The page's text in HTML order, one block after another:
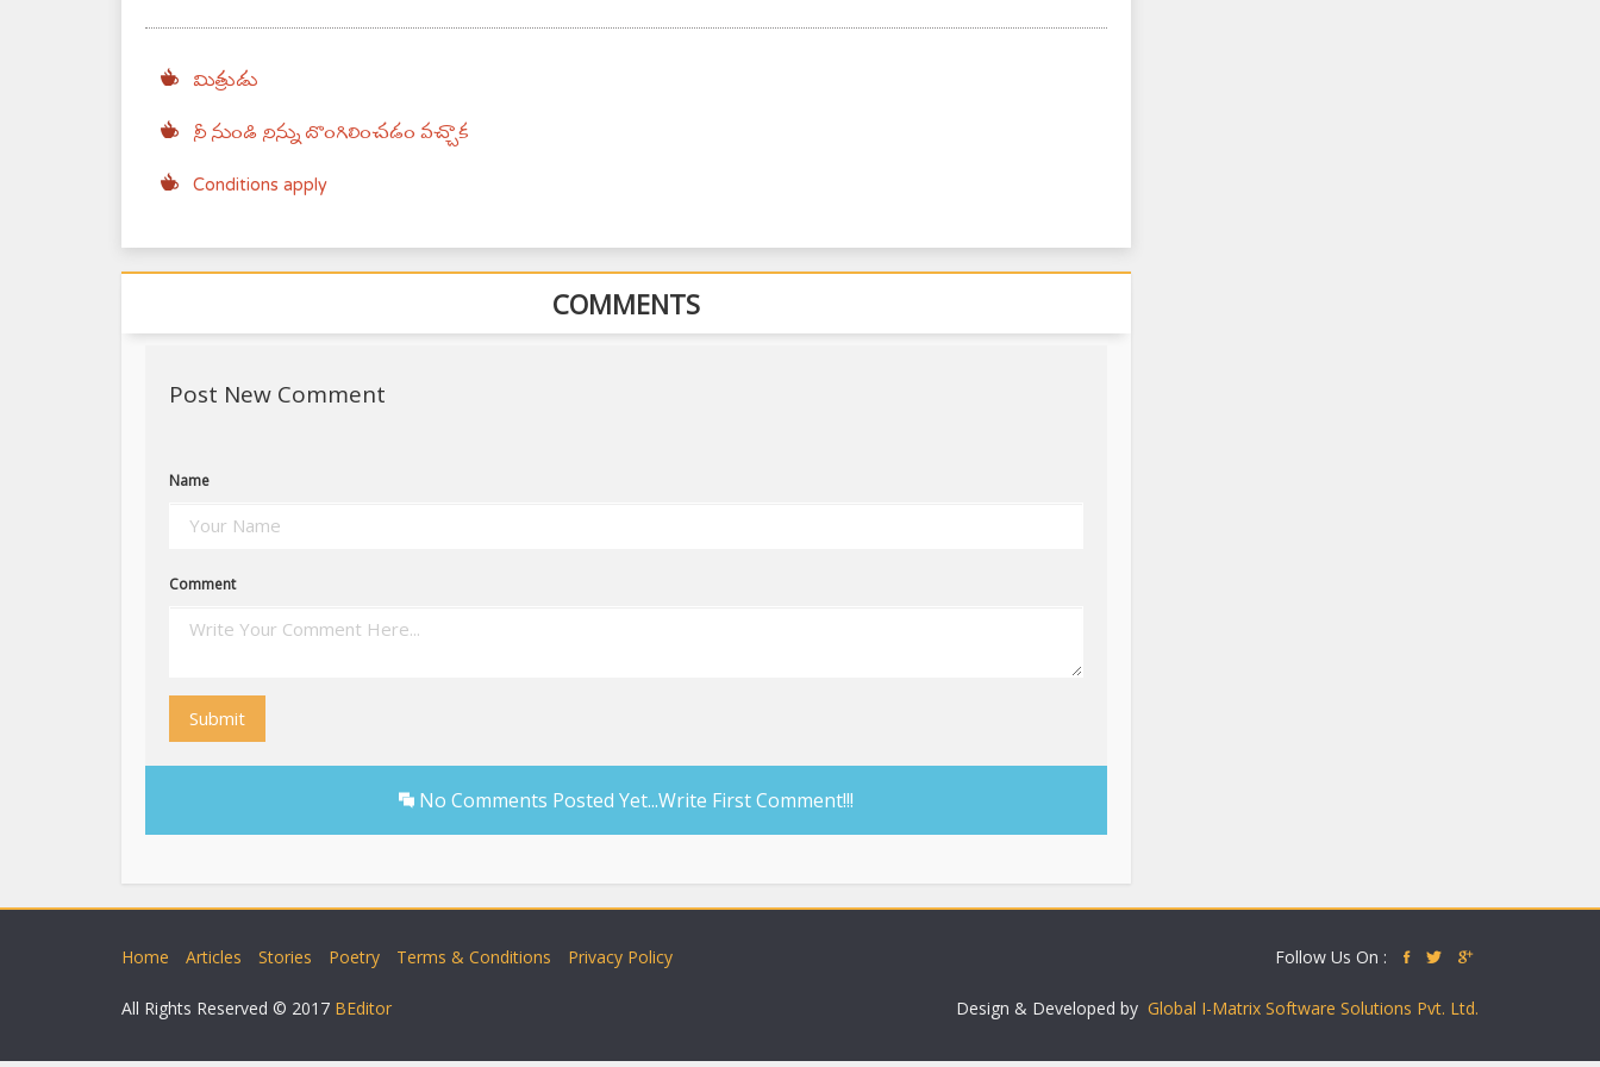
మిత్రుడు
నీ నుండి నిన్ను దొంగిలించడం వచ్చాక
Conditions apply
COMMENTS
Post New Comment
Name
Comment
Submit
No Comments Posted Yet...Write First Comment!!!
Home Articles Stories Poetry Terms & Conditions Privacy Policy Follow Us On :
All Rights Reserved © 2017 BEditor Design & Developed by Global I-Matrix Software Solutions Pvt. Ltd.